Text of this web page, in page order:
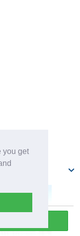
you get